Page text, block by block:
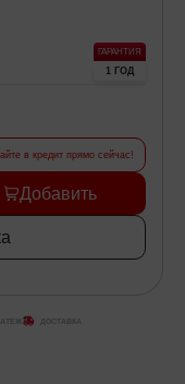
ГАРАНТИЯ
1 ГОД
в кредит прямо сейчас!
Добавить
ДОСТАВКА